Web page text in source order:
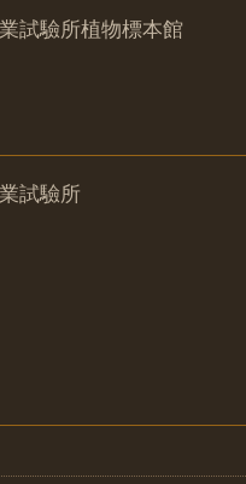
試驗所植物標本館
試驗所